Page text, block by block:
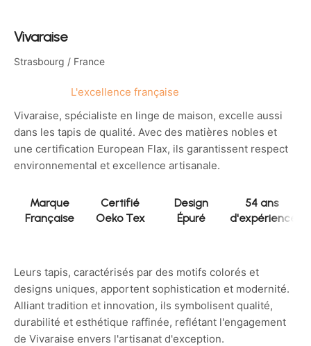
Vivaraise
Strasbourg / France
L'excellence française
Vivaraise, spécialiste en linge de maison, excelle aussi
dans les tapis de qualité. Avec des matières nobles et
une certification European Flax, ils garantissent respect
environnemental et excellence artisanale.
Marque
Française
Certifié
Oeko Tex
Design
Épuré
54 ans
d'expérience
Leurs tapis, caractérisés par des motifs colorés et
designs uniques, apportent sophistication et modernité.
Alliant tradition et innovation, ils symbolisent qualité,
durabilité et esthétique raffinée, reflétant l'engagement
de Vivaraise envers l'artisanat d'exception.